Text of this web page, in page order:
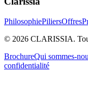
PhilosophiePiliersOffres
© 2026 CLARISSIA.
BrochureQui sommes-
confidentialité